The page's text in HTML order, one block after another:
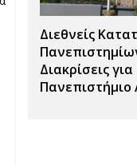
Διεθνείς
Διακρίσεις για
Πανεπιστήμιο
filter